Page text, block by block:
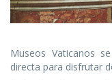
Museos Vaticanos
directa para disfrutar